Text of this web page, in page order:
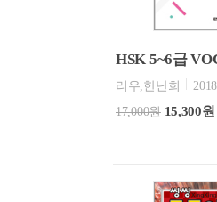
HSK 5~6급
리우,한난희
17,000원 15,300원